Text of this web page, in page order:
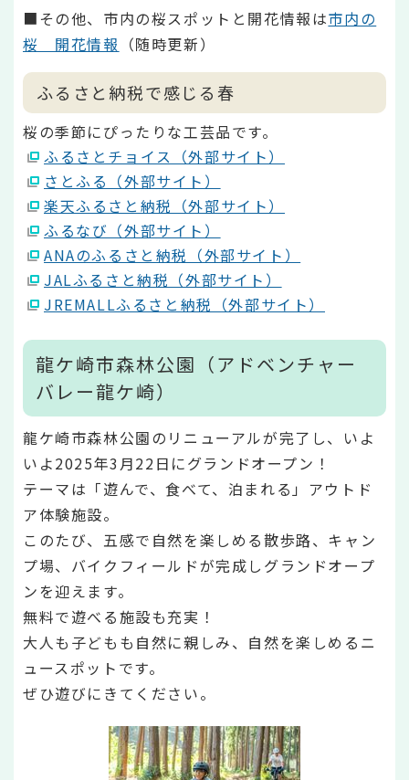
■その他、市内の桜スポットと開花情報は市内の
桜 開花情報 （随時更新）
ふるさと納税で感じる春
桜の季節にぴったりな工芸品です。
ふるさとチョイス（外部サイト）
さとふる（外部サイト）
楽天ふるさと納税（外部サイト）
ふるなび（外部サイト）
ANAのふるさと納税（外部サイト）
JALふるさと納税（外部サイト）
JREMALLふるさと納税（外部サイト）
龍ケ崎市森林公園（アドベンチャー
バレー龍ケ崎）
龍ケ崎市森林公園のリニューアルが完了し、いよ
いよ2025年3月22日にグランドオープン！
テーマは「遊んで、食べて、泊まれる」アウトド
ア体験施設。
このたび、五感で自然を楽しめる散歩路、キャン
プ場、バイクフィールドが完成しグランドオープ
ンを迎えます。
無料で遊べる施設も充実！
大人も子どもも自然に親しみ、自然を楽しめるニ
ュースポットです。
ぜひ遊びにきてください。